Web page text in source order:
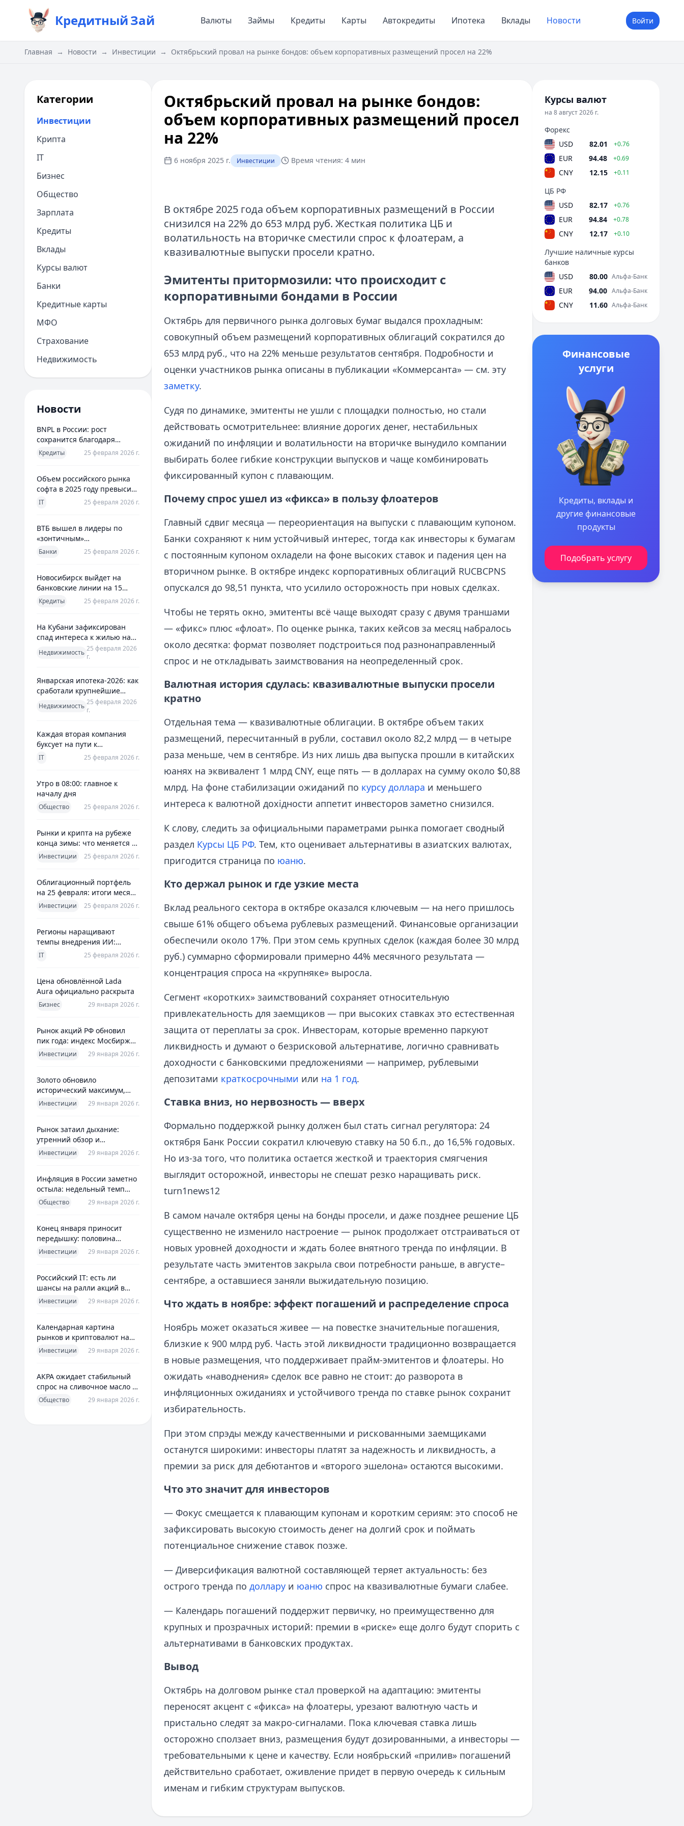
КредитныйЗай Валюты Займы Кредиты Карты Автокредиты Ипотека Вклады Новости Войти
Главная → Новости → Инвестиции → Октябрьский провал на рынке бондов: объем корпоративных размещений просел на 22%
Категории
Инвестиции
Крипта
IT
Бизнес
Общество
Зарплата
Кредиты
Вклады
Курсы валют
Банки
Кредитные карты
МФО
Страхование
Недвижимость
Новости
BNPL в России: рост
сохранится благодаря
новым сценариям
использования
Кредиты 25 февраля 2026 г.
Объем российского рынка
софта в 2025 году превысил
800 млрд рублей
IT 25 февраля 2026 г.
ВТБ вышел в лидеры по
«зонтичным»
поручительствам для МСП
Банки 25 февраля 2026 г.
Новосибирск выйдет на
банковские линии на 15
млрд рублей для закрытия
дефицита
Кредиты 25 февраля 2026 г.
На Кубани зафиксирован
спад интереса к жилью на
Недвижимость 25 февраля 2026
г.
Январская ипотека-2026: как
сработали крупнейшие
банки и что это значит для
заемщиков
Недвижимость 25 февраля 2026
г.
Каждая вторая компания
буксует на пути к
полноценной ERP
IT 25 февраля 2026 г.
Утро в 08:00: главное к
началу дня
Общество 25 февраля 2026 г.
Рынки и крипта на рубеже
конца зимы: что меняется к
25 февраля 2026
Инвестиции 25 февраля 2026 г.
Облигационный портфель
на 25 февраля: итоги месяца
и планы на март
Инвестиции 25 февраля 2026 г.
Регионы наращивают
темпы внедрения ИИ:
главное из отраслевого
IT 25 февраля 2026 г.
Цена обновлённой Lada
Aura официально раскрыта
Бизнес 29 января 2026 г.
Рынок акций РФ обновил
пик года: индекс Мосбиржи
на новом максимуме 2026-го
Инвестиции 29 января 2026 г.
Золото обновило
исторический максимум,
превысив планку в $5600 за
Инвестиции 29 января 2026 г.
Рынок затаил дыхание:
утренний обзор и
ориентиры для инвесторов
Инвестиции 29 января 2026 г.
Инфляция в России заметно
остыла: недельный темп
упал более чем вдвое
Общество 29 января 2026 г.
Конец января приносит
передышку: половина
годовой цели ЦБ «сделана»
Инвестиции 29 января 2026 г.
Российский IT: есть ли
шансы на ралли акций в
2026 без опоры на ИИ
Инвестиции 29 января 2026 г.
Календарная картина
рынков и криптовалют на
четверг, 29 января 2026
Инвестиции 29 января 2026 г.
АКРА ожидает стабильный
спрос на сливочное масло в
2026 году
Общество 29 января 2026 г.
Октябрьский провал на рынке бондов:
объем корпоративных размещений просел
на 22%
6 ноября 2025 г. Инвестиции Время чтения: 4 мин
В октябре 2025 года объем корпоративных размещений в России
снизился на 22% до 653 млрд руб. Жесткая политика ЦБ и
волатильность на вторичке сместили спрос к флоатерам, а
квазивалютные выпуски просели кратно.
Эмитенты притормозили: что происходит с
корпоративными бондами в России
Октябрь для первичного рынка долговых бумаг выдался прохладным:
совокупный объем размещений корпоративных облигаций сократился до
653 млрд руб., что на 22% меньше результатов сентября. Подробности и
оценки участников рынка описаны в публикации «Коммерсанта» — см. эту
заметку.
Судя по динамике, эмитенты не ушли с площадки полностью, но стали
действовать осмотрительнее: влияние дорогих денег, нестабильных
ожиданий по инфляции и волатильности на вторичке вынудило компании
выбирать более гибкие конструкции выпусков и чаще комбинировать
фиксированный купон с плавающим.
Почему спрос ушел из «фикса» в пользу флоатеров
Главный сдвиг месяца — переориентация на выпуски с плавающим купоном.
Банки сохраняют к ним устойчивый интерес, тогда как инвесторы к бумагам
с постоянным купоном охладели на фоне высоких ставок и падения цен на
вторичном рынке. В октябре индекс корпоративных облигаций RUCBCPNS
опускался до 98,51 пункта, что усилило осторожность при новых сделках.
Чтобы не терять окно, эмитенты всё чаще выходят сразу с двумя траншами
— «фикс» плюс «флоат». По оценке рынка, таких кейсов за месяц набралось
около десятка: формат позволяет подстроиться под разнонаправленный
спрос и не откладывать заимствования на неопределенный срок.
Валютная история сдулась: квазивалютные выпуски просели
кратно
Отдельная тема — квазивалютные облигации. В октябре объем таких
размещений, пересчитанный в рубли, составил около 82,2 млрд — в четыре
раза меньше, чем в сентябре. Из них лишь два выпуска прошли в китайских
юанях на эквивалент 1 млрд CNY, еще пять — в долларах на сумму около $0,88
млрд. На фоне стабилизации ожиданий по курсу доллара и меньшего
интереса к валютной дохідности аппетит инвесторов заметно снизился.
К слову, следить за официальными параметрами рынка помогает сводный
раздел Курсы ЦБ РФ. Тем, кто оценивает альтернативы в азиатских валютах,
пригодится страница по юаню.
Кто держал рынок и где узкие места
Вклад реального сектора в октябре оказался ключевым — на него пришлось
свыше 61% общего объема рублевых размещений. Финансовые организации
обеспечили около 17%. При этом семь крупных сделок (каждая более 30 млрд
руб.) суммарно сформировали примерно 44% месячного результата —
концентрация спроса на «крупняке» выросла.
Сегмент «коротких» заимствований сохраняет относительную
привлекательность для заемщиков — при высоких ставках это естественная
защита от переплаты за срок. Инвесторам, которые временно паркуют
ликвидность и думают о безрисковой альтернативе, логично сравнивать
доходности с банковскими предложениями — например, рублевыми
депозитами краткосрочными или на 1 год.
Ставка вниз, но нервозность — вверх
Формально поддержкой рынку должен был стать сигнал регулятора: 24
октября Банк России сократил ключевую ставку на 50 б.п., до 16,5% годовых.
Но из-за того, что политика остается жесткой и траектория смягчения
выглядит осторожной, инвесторы не спешат резко наращивать риск.
turn1news12
В самом начале октября цены на бонды просели, и даже позднее решение ЦБ
существенно не изменило настроение — рынок продолжает отстраиваться от
новых уровней доходности и ждать более внятного тренда по инфляции. В
результате часть эмитентов закрыла свои потребности раньше, в августе–
сентябре, а оставшиеся заняли выжидательную позицию.
Что ждать в ноябре: эффект погашений и распределение спроса
Ноябрь может оказаться живее — на повестке значительные погашения,
близкие к 900 млрд руб. Часть этой ликвидности традиционно возвращается
в новые размещения, что поддерживает прайм-эмитентов и флоатеры. Но
ожидать «наводнения» сделок все равно не стоит: до разворота в
инфляционных ожиданиях и устойчивого тренда по ставке рынок сохранит
избирательность.
При этом спрэды между качественными и рискованными заемщиками
останутся широкими: инвесторы платят за надежность и ликвидность, а
премии за риск для дебютантов и «второго эшелона» остаются высокими.
Что это значит для инвесторов
— Фокус смещается к плавающим купонам и коротким сериям: это способ не
зафиксировать высокую стоимость денег на долгий срок и поймать
потенциальное снижение ставок позже.
— Диверсификация валютной составляющей теряет актуальность: без
острого тренда по долларуи юаню спрос на квазивалютные бумаги слабее.
— Календарь погашений поддержит первичку, но преимущественно для
крупных и прозрачных историй: премии в «риске» еще долго будут спорить с
альтернативами в банковских продуктах.
Вывод
Октябрь на долговом рынке стал проверкой на адаптацию: эмитенты
переносят акцент с «фикса» на флоатеры, урезают валютную часть и
пристально следят за макро-сигналами. Пока ключевая ставка лишь
осторожно сползает вниз, размещения будут дозированными, а инвесторы —
требовательными к цене и качеству. Если ноябрьский «прилив» погашений
действительно сработает, оживление придет в первую очередь к сильным
именам и гибким структурам выпусков.
Курсы валют
на 8 август 2026 г.
Форекс
USD
82.01 +0.76
EUR 94.48 +0.69
CNY 12.15 +0.11
ЦБ РФ
USD
82.17 +0.76
EUR 94.84 +0.78
CNY 12.17 +0.10
Лучшие наличные курсы
банков
USD
80.00 Альфа-Банк
EUR 94.00 Альфа-Банк
CNY 11.60 Альфа-Банк
Финансовые
услуги
Кредиты, вклады и
другие финансовые
продукты
Подобрать услугу